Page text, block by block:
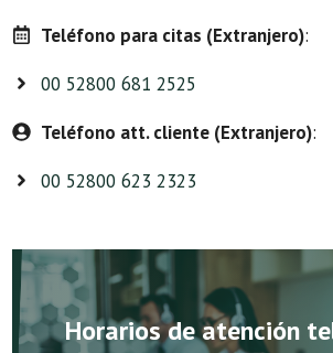
Teléfono para citas (Extranjero):
00 52800 681 2525
Teléfono att. cliente (Extranjero):
00 52800 623 2323
Horarios de atención